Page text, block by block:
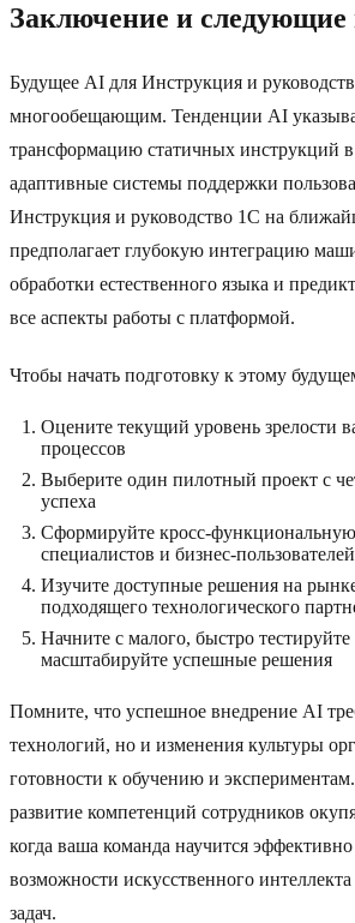
Заключение и
Будущее AI для Инструкция и
многообещающим. Тенденции AI
трансформацию статичных инструкций в
адаптивные системы поддержки
Инструкция и руководство 1C на
предполагает глубокую интеграцию
обработки естественного языка и
все аспекты работы с платформой.
Чтобы начать подготовку к этому
Оцените текущий уровень зрелости
процессов
Выберите один пилотный проект с
успеха
Сформируйте кросс-
специалистов и бизнес-пользователей
Изучите доступные решения на
подходящего технологического
Начните с малого, быстро
масштабируйте успешные решения
Помните, что успешное внедрение AI
технологий, но и изменения культуры
готовности к обучению и
развитие компетенций сотрудников
когда ваша команда научится эффективно
возможности искусственного
задач.